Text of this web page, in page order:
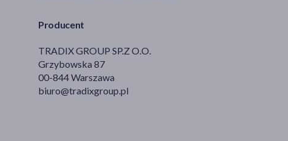
Producent
TRADIX GROUP SP.Z O.O.
Grzybowska 87
00-844 Warszawa
biuro@tradixgroup.pl